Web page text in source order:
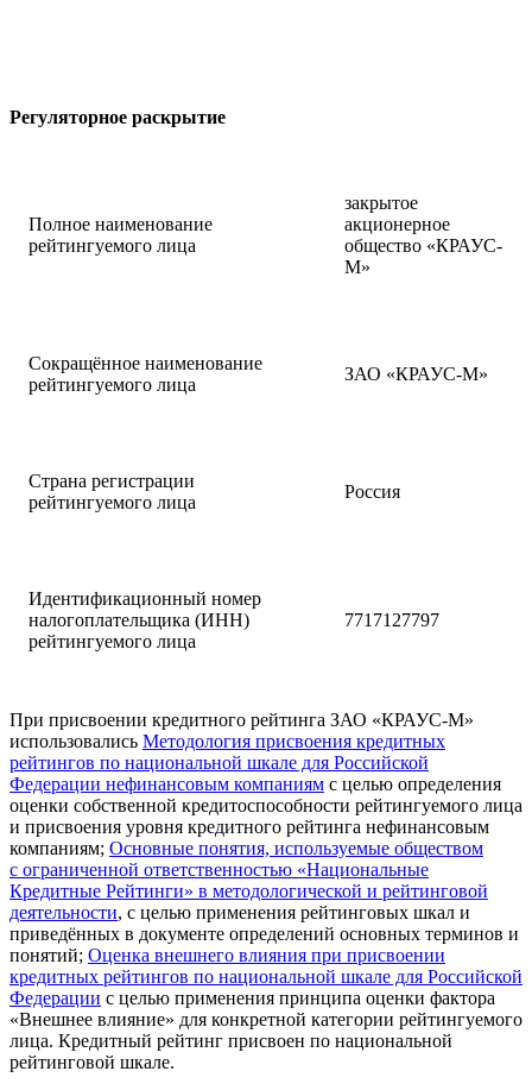
Регуляторное раскрытие
Полное наименование
рейтингуемого лица
закрытое
акционерное
общество «КРАУС-
М»
Сокращённое наименование
рейтингуемого лица
ЗАО «КРАУС-М»
Страна регистрации
рейтингуемого лица
Россия
Идентификационный номер
налогоплательщика (ИНН)
рейтингуемого лица
7717127797
При присвоении кредитного рейтинга ЗАО «КРАУС-М»
использовались Методология присвоения кредитных
рейтингов по национальной шкале для Российской
Федерации нефинансовым компаниям с целью определения
оценки собственной кредитоспособности рейтингуемого лица
и присвоения уровня кредитного рейтинга нефинансовым
компаниям; Основные понятия, используемые обществом
с ограниченной ответственностью «Национальные
Кредитные Рейтинги» в методологической и рейтинговой
деятельности, с целью применения рейтинговых шкал и
приведённых в документе определений основных терминов и
понятий; Оценка внешнего влияния при присвоении
кредитных рейтингов по национальной шкале для Российской
Федерации с целью применения принципа оценки фактора
«Внешнее влияние» для конкретной категории рейтингуемого
лица. Кредитный рейтинг присвоен по национальной
рейтинговой шкале.